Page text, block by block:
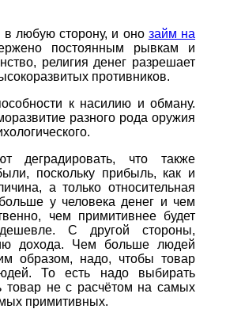
в любую сторону, и оно займ на
постоянным рывкам и
религия денег разрешает
противников.
к насилию и обману.
разного рода оружия
деградировать, что также
поскольку прибыль, как и
а только относительная
у человека денег и чем
чем примитивнее будет
С другой стороны,
дохода. Чем больше людей
образом, надо, чтобы товар
То есть надо выбирать
товар не с расчётом на самых
примитивных.